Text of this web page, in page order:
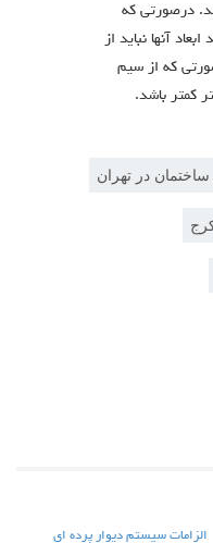
درصورتی که
آنها نباید از
صورتی که از سیم
در تهران
الزامات سیستم دیوار پرده ای